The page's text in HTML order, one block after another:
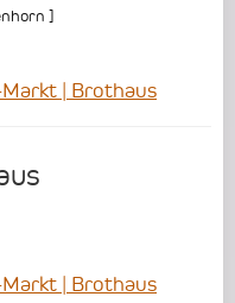
]
| Brothaus
| Brothaus